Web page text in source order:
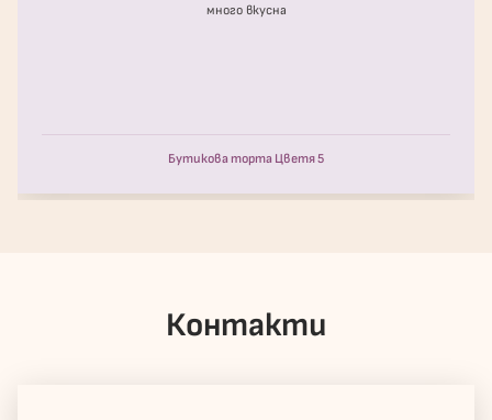
много вкусна
Бутикова торта Цветя 5
Контакти